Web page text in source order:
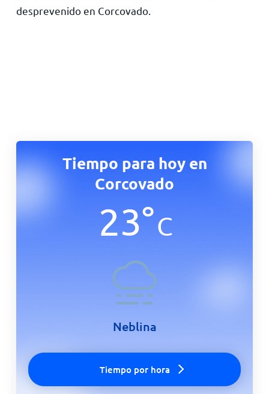
desprevenido en Corcovado.
Tiempo para hoy en
Corcovado
23°C
Neblina
Tiempo por hora